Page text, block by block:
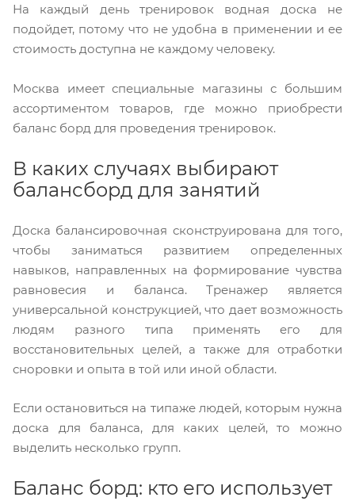
На каждый день тренировок водная доска не
подойдет, потому что не удобна в применении и ее
стоимость доступна не каждому человеку.
Москва имеет специальные магазины с большим
ассортиментом товаров, где можно приобрести
баланс борд для проведения тренировок.
В каких случаях выбирают
балансборд для занятий
Доска балансировочная сконструирована для того,
чтобы заниматься развитием определенных
навыков, направленных на формирование чувства
равновесия и баланса. Тренажер является
универсальной конструкцией, что дает возможность
людям разного типа применять его для
восстановительных целей, а также для отработки
сноровки и опыта в той или иной области.
Если остановиться на типаже людей, которым нужна
доска для баланса, для каких целей, то можно
выделить несколько групп.
Баланс борд: кто его использует